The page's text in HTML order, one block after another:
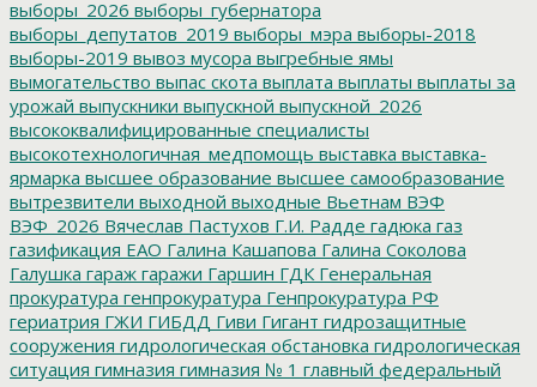
выборы_2026 выборы_губернатора
выборы_депутатов_2019 выборы_мэра выборы-2018
выборы-2019 вывоз мусора выгребные ямы
вымогательство выпас скота выплата выплаты выплаты за
урожай выпускники выпускной выпускной_2026
высококвалифицированные специалисты
высокотехнологичная_медпомощь выставка выставка-
ярмарка высшее образование высшее самообразование
вытрезвители выходной выходные Вьетнам ВЭФ
ВЭФ_2026 Вячеслав Пастухов Г.И. Радде гадюка газ
газификация ЕАО Галина Кашапова Галина Соколова
Галушка гараж гаражи Гаршин ГДК Генеральная
прокуратура генпрокуратура Генпрокуратура РФ
гериатрия ГЖИ ГИБДД Гиви Гигант гидрозащитные
сооружения гидрологическая обстановка гидрологическая
ситуация гимназия гимназия № 1 главный федеральный